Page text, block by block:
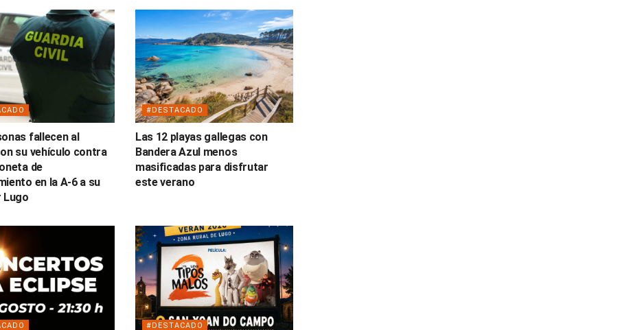
fallecen al
su vehículo contra
de
en la A-6 a su
Lugo
#DESTACADO
Las 12 playas gallegas con
Bandera Azul menos
masificadas para disfrutar
este verano
#DESTACADO